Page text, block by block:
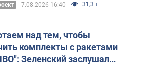
7.08.2026 16:40 31,3 т.
над тем, чтобы
комплекты с ракетами
Зеленский заслушал